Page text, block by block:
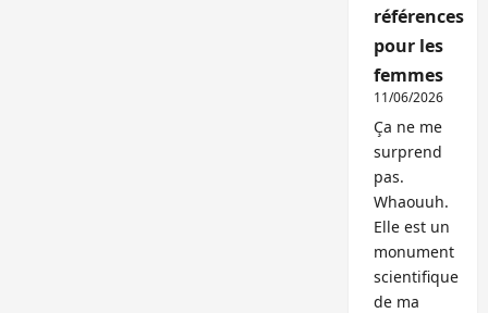
références
pour les
femmes
11/06/2026
Ça ne me
surprend
pas.
Whaouuh.
Elle est un
monument
scientifique
de ma